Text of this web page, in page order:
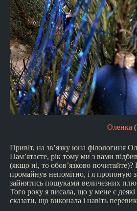
Оленка (
Привіт, на зв’язку юна філологиня
Пам’ятаєте, рік тому ми з вами
(якщо ні, то обов’язково
промайнув непомітно, і я пропоную
зайнятись пошуками величезних
Того року я писала, що у мене є
сказати, що виконала і навіть